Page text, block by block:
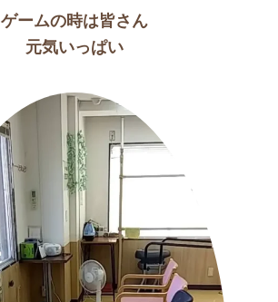
ゲームの時は皆さん
元気いっぱい